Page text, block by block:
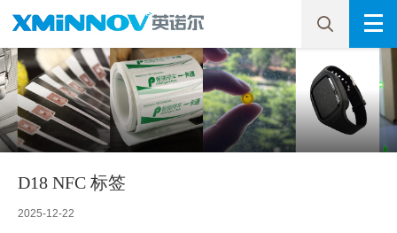
D18 NFC 标签
2025-12-22